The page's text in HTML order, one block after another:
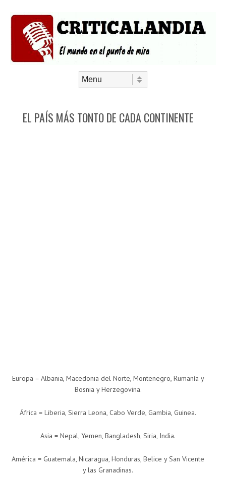
EL PAÍS MÁS TONTO DE CADA CONTINENTE
Europa = Albania, Macedonia del Norte, Montenegro, Rumanía y
Bosnia y Herzegovina.
África = Liberia, Sierra Leona, Cabo Verde, Gambia, Guinea.
Asia = Nepal, Yemen, Bangladesh, Siria, India.
América = Guatemala, Nicaragua, Honduras, Belice y San Vicente
y las Granadinas.